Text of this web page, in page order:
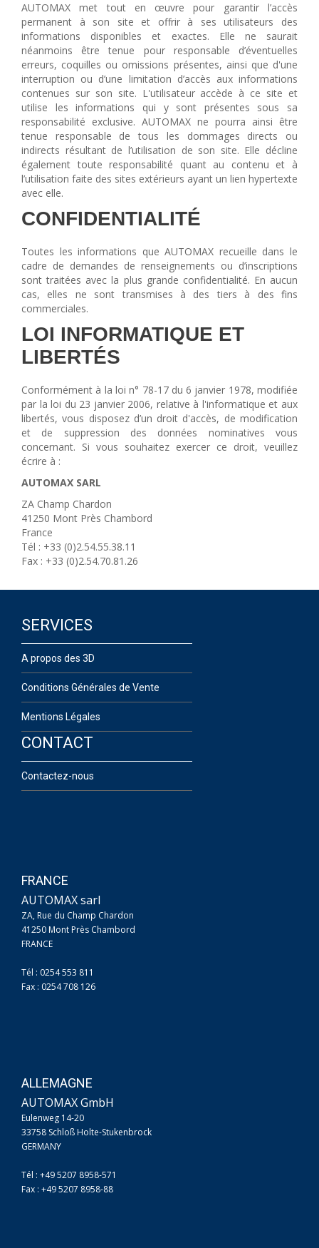
Électrovannes à jet pulsé
Vannes à jet pulsé
OUTILS COUPANTS
Ciseaux pneumatiques
Couteaux pneumatiques
PINCES DE PRÉHENSION
Préhenseurs angulaires
Préhenseurs parallèles
TRAITEMENT D'AIR
Traitements d'air
Traitements d'air - Accessoires
Traitements d'air - Ioniseurs
Traitements d'air compacts
AUTOMAX met tout en œuvre pour garantir l’accès
permanent à son site et offrir à ses utilisateurs des
informations disponibles et exactes. Elle ne saurait
néanmoins être tenue pour responsable d’éventuelles
erreurs, coquilles ou omissions présentes, ainsi que d'une
interruption ou d’une limitation d’accès aux informations
contenues sur son site. L'utilisateur accède à ce site et
utilise les informations qui y sont présentes sous sa
responsabilité exclusive. AUTOMAX ne pourra ainsi être
tenue responsable de tous les dommages directs ou
indirects résultant de l’utilisation de son site. Elle décline
également toute responsabilité quant au contenu et à
l’utilisation faite des sites extérieurs ayant un lien hypertexte
avec elle.
CONFIDENTIALITÉ
Toutes les informations que AUTOMAX recueille dans le
cadre de demandes de renseignements ou d’inscriptions
sont traitées avec la plus grande confidentialité. En aucun
cas, elles ne sont transmises à des tiers à des fins
commerciales.
LOI INFORMATIQUE ET
LIBERTÉS
Conformément à la loi n° 78-17 du 6 janvier 1978, modifiée
par la loi du 23 janvier 2006, relative à l'informatique et aux
libertés, vous disposez d’un droit d'accès, de modification
et de suppression des données nominatives vous
concernant. Si vous souhaitez exercer ce droit, veuillez
écrire à :
AUTOMAX SARL
ZA Champ Chardon
41250 Mont Près Chambord
France
Tél : +33 (0)2.54.55.38.11
Fax : +33 (0)2.54.70.81.26
SERVICES
A propos des 3D
Conditions Générales de Vente
Mentions Légales
CONTACT
Contactez-nous
FRANCE
AUTOMAX sarl
ZA, Rue du Champ Chardon
41250 Mont Près Chambord
FRANCE
Tél : 0254 553 811
Fax : 0254 708 126
ALLEMAGNE
AUTOMAX GmbH
Eulenweg 14-20
33758 Schloß Holte-Stukenbrock
GERMANY
Tél : +49 5207 8958-571
Fax : +49 5207 8958-88